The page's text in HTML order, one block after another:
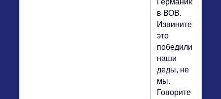
Германию
в ВОВ.
Извините,
это
победили
наши
деды, не
мы.
Говорите